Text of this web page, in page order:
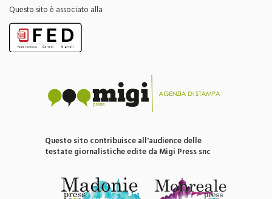
Questo sito è associato alla
Questo sito contribuisce all'audience delle
testate giornalistiche edite da Migi Press snc